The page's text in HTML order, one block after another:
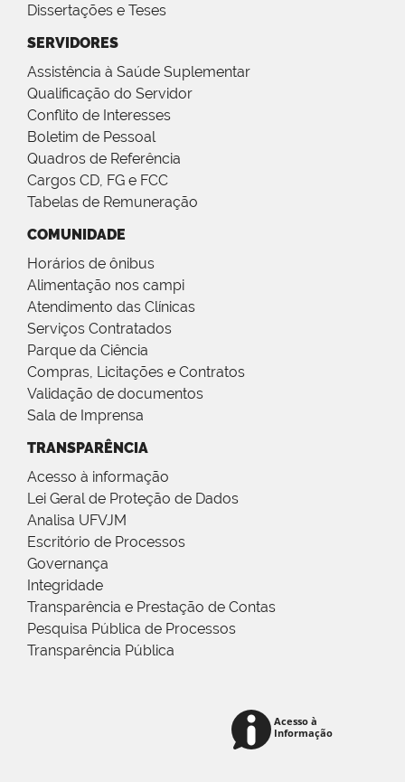
Dissertações e Teses
SERVIDORES
Assistência à Saúde Suplementar
Qualificação do Servidor
Conflito de Interesses
Boletim de Pessoal
Quadros de Referência
Cargos CD, FG e FCC
Tabelas de Remuneração
COMUNIDADE
Horários de ônibus
Alimentação nos campi
Atendimento das Clínicas
Serviços Contratados
Parque da Ciência
Compras, Licitações e Contratos
Validação de documentos
Sala de Imprensa
TRANSPARÊNCIA
Acesso à informação
Lei Geral de Proteção de Dados
Analisa UFVJM
Escritório de Processos
Governança
Integridade
Transparência e Prestação de Contas
Pesquisa Pública de Processos
Transparência Pública